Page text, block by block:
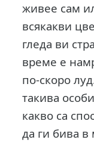
живее сам
всякакви
гледа ви
време е
по-скоро
такива
какво са
да ги бива в